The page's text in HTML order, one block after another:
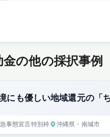
の他の採択事例
にも優しい地域還元の「
事態宣言特別枠 沖縄県 ・南城市